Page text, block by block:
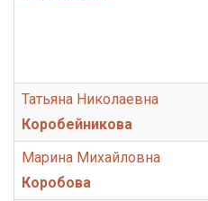
Татьяна Николаевна
Коробейникова
Марина Михайловна
Коробова